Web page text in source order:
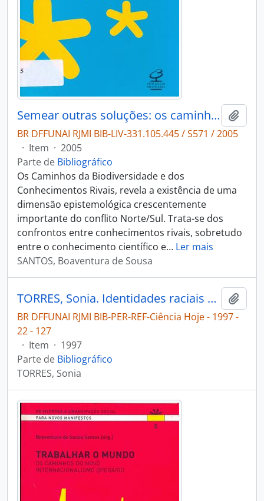
Semear outras soluções: os caminhos da biodiversidade e dos conhecimentos rivais.
BR DFFUNAI RJMI BIB-LIV-331.105.445 / S571 / 2005
· Item · 2005
Parte de Bibliográfico
Os Caminhos da Biodiversidade e dos
Conhecimentos Rivais, revela a existência de uma
dimensão epistemológica crescentemente
importante do conflito Norte/Sul. Trata-se dos
confrontos entre conhecimentos rivais, sobretudo
entre o conhecimento científico e… Ler mais
SANTOS, Boaventura de Sousa
TORRES, Sonia. Identidades raciais e culturais, globalização e o bustiê de Madonna [Ciência Hoje]
BR DFFUNAI RJMI BIB-PER-REF-Ciência Hoje - 1997 -
22 - 127
· Item · 1997
Parte de Bibliográfico
TORRES, Sonia